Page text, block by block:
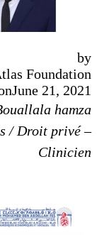
onJune 21,
Bouallala
/ Droit privé